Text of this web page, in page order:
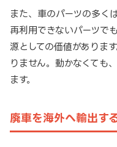
また、車のパーツの多く
再利用できないパーツで
源としての価値がありま
りません。動かなくても
ます。
廃車を海外へ輸出す